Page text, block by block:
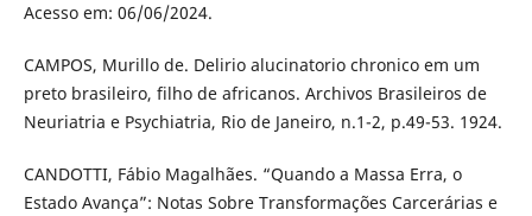
Acesso em: 06/06/2024.
CAMPOS, Murillo de. Delirio alucinatorio chronico em um
preto brasileiro, filho de africanos. Archivos Brasileiros de
Neuriatria e Psychiatria, Rio de Janeiro, n.1-2, p.49-53. 1924.
CANDOTTI, Fábio Magalhães. “Quando a Massa Erra, o
Estado Avança”: Notas Sobre Transformações Carcerárias e